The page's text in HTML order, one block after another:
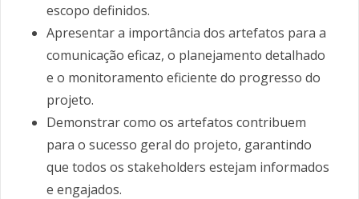
escopo definidos.
Apresentar a importância dos artefatos para a
comunicação eficaz, o planejamento detalhado
e o monitoramento eficiente do progresso do
projeto.
Demonstrar como os artefatos contribuem
para o sucesso geral do projeto, garantindo
que todos os stakeholders estejam informados
e engajados.